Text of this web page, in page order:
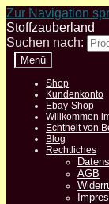
Zur Navigation
Stoffzauberland
Suchen nach:
Menü
Shop
Kundenkonto
Ebay-Shop
Willkommen
Echtheit von
Blog
Rechtliches
AGB